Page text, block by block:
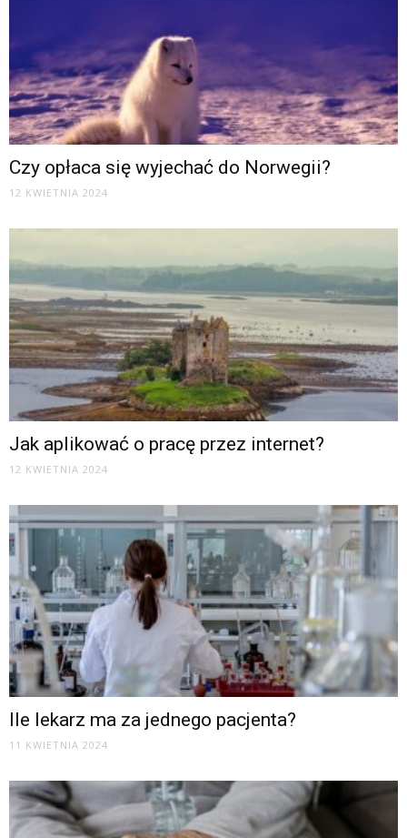
Czy opłaca się wyjechać do Norwegii?
12 KWIETNIA 2024
Jak aplikować o pracę przez internet?
12 KWIETNIA 2024
Ile lekarz ma za jednego pacjenta?
11 KWIETNIA 2024